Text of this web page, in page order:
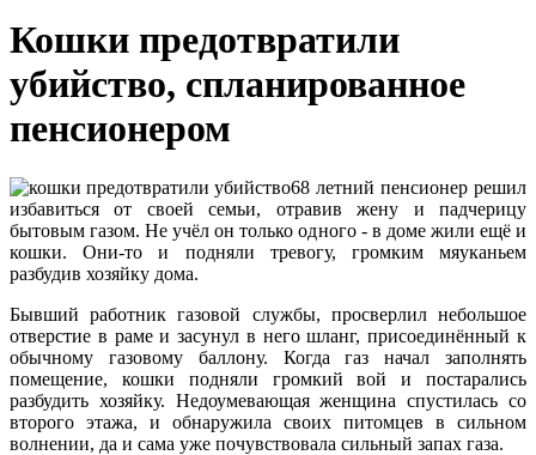
Кошки предотвратили
убийство, спланированное
пенсионером
68 летний пенсионер решил
избавиться от своей семьи, отравив жену и падчерицу
бытовым газом. Не учёл он только одного - в доме жили ещё и
кошки. Они-то и подняли тревогу, громким мяуканьем
разбудив хозяйку дома.
Бывший работник газовой службы, просверлил небольшое
отверстие в раме и засунул в него шланг, присоединённый к
обычному газовому баллону. Когда газ начал заполнять
помещение, кошки подняли громкий вой и постарались
разбудить хозяйку. Недоумевающая женщина спустилась со
второго этажа, и обнаружила своих питомцев в сильном
волнении, да и сама уже почувствовала сильный запах газа.